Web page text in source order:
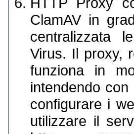
ClamAV in
centralizzata
Virus. Il proxy,
funziona in
intendendo
configurare i
utilizzare il